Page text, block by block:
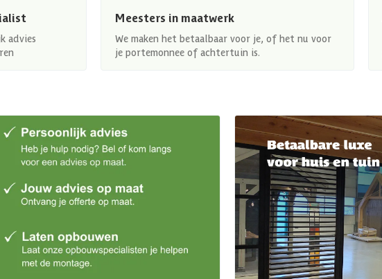
advies
Meesters in maatwerk
We maken het betaalbaar voor je, of het nu voor
je portemonnee of achtertuin is.